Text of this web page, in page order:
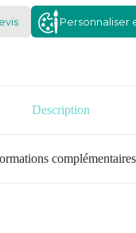
Personnaliser
Description
complémentaires